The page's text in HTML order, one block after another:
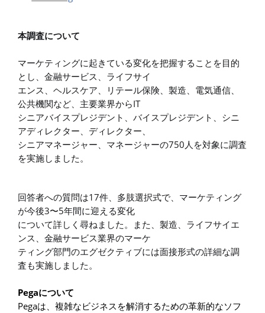
本調査について
マーケティングに起きている変化を把握することを目的
とし、金融サービス、ライフサイ
エンス、ヘルスケア、リテール保険、製造、電気通信、
公共機関など、主要業界からIT
シニアバイスプレジデント、バイスプレジデント、シニ
アディレクター、ディレクター、
シニアマネージャー、マネージャーの750 人を対象に調査
を実施しました。
回答者への質問は17件、多肢選択式で、マーケティング
が今後3〜5年間に迎える変化
について詳しく尋ねました。また、製造、ライフサイエ
ンス、金融サービス業界のマーケ
ティング部門のエグゼクティブには面接形式の詳細な調
査も実施しました。
Pegaについて
Pegaは、複雑なビジネスを解消するための革新的なソフ